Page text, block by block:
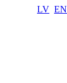
LV EN